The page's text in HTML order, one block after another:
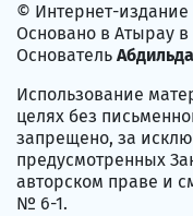
© Интернет-
Основано в Атырау в
Основатель
Использование
целях без
запрещено, за
предусмотренных
авторском праве и
№ 6-1.